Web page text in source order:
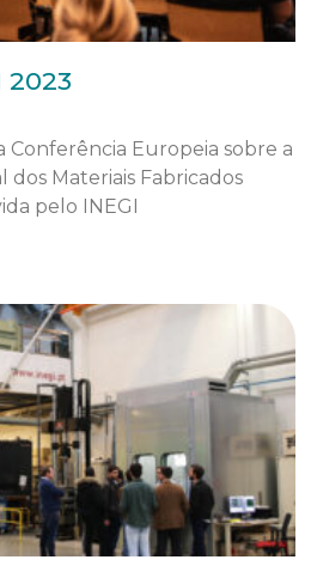
2023
Conferência Europeia sobre a
Materiais Fabricados
pelo INEGI